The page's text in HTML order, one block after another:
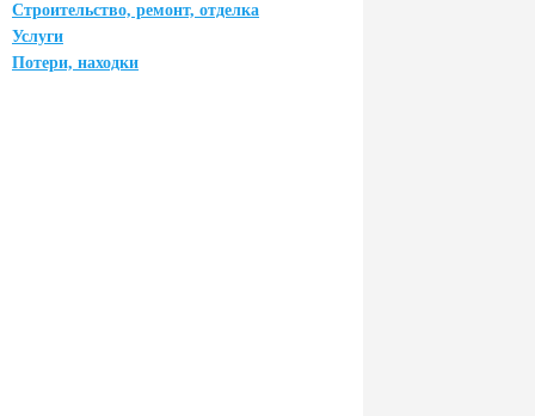
Строительство, ремонт, отделка
Услуги
Потери, находки